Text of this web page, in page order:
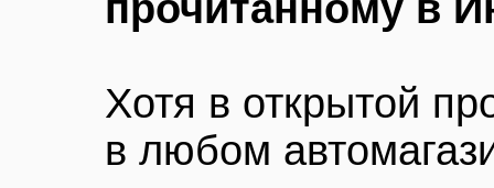
Хотя в открытой
в любом